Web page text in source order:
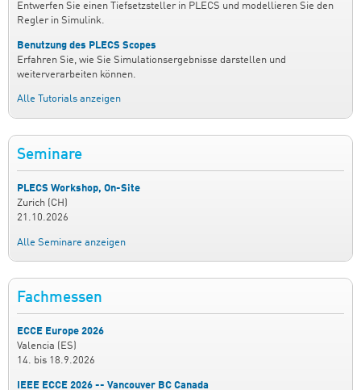
Entwerfen Sie einen Tiefsetzsteller in PLECS und modellieren Sie den
Regler in Simulink.
Benutzung des PLECS Scopes
Erfahren Sie, wie Sie Simulationsergebnisse darstellen und
weiterverarbeiten können.
Alle Tutorials anzeigen
Seminare
PLECS Workshop, On-Site
Zurich (CH)
21.10.2026
Alle Seminare anzeigen
Fachmessen
ECCE Europe 2026
Valencia (ES)
14. bis 18.9.2026
IEEE ECCE 2026 -- Vancouver BC Canada